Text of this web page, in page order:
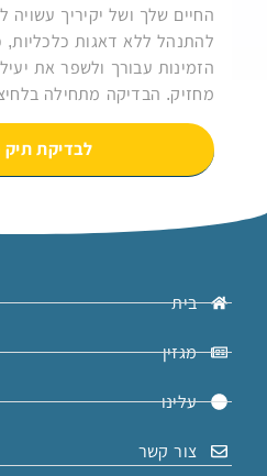
החיים שלך ושל יקיריך
להתנהל ללא דאגות כלכליות,
הזמינות עבורך ולשפר את
מחזיק. הבדיקה מתחילה
לבדיקת תיק
בית
מגזין
עלינו
צור קשר